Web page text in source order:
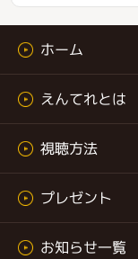
ホーム
えんてれとは
視聴方法
プレゼント
お知らせ一覧